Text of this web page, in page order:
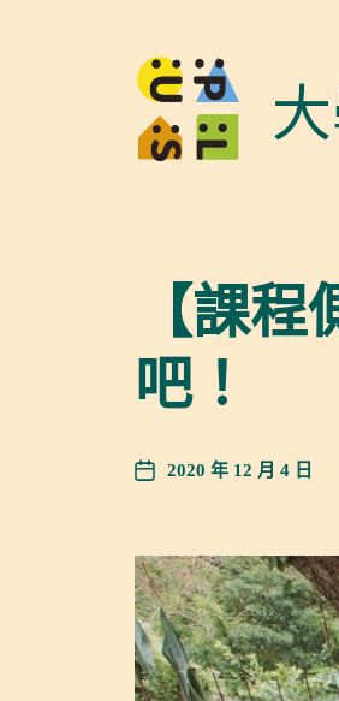
【課
吧！
2020 年 12 月 4 日